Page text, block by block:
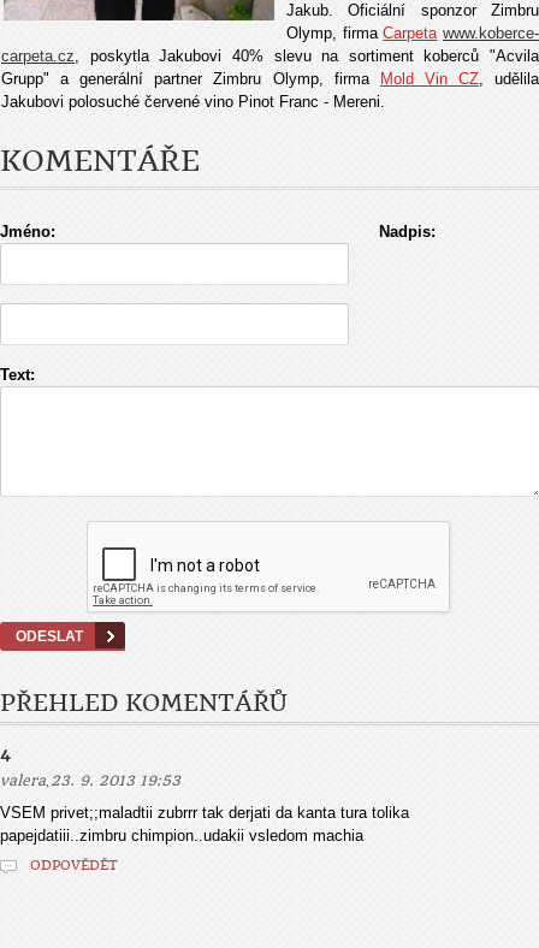
Jakub. Oficiální sponzor Zimbru
Olymp, firmaCarpeta www.koberce-
carpeta.cz, poskytla Jakubovi 40% slevu na sortiment koberců "Acvila
Grupp" a generální partner Zimbru Olymp, firma
Mold Vin CZ, udělila
Jakubovi polosuché červené vino Pinot Franc - Mereni.
KOMENTÁŘE
Jméno: Nadpis:
Text:
PŘEHLED KOMENTÁŘŮ
4
valera, 23. 9. 2013 19:53
VSEM privet;;maladtii zubrrr tak derjati da kanta tura tolika
papejdatiii..zimbru chimpion..udakii vsledom machia
ODPOVĚDĚT